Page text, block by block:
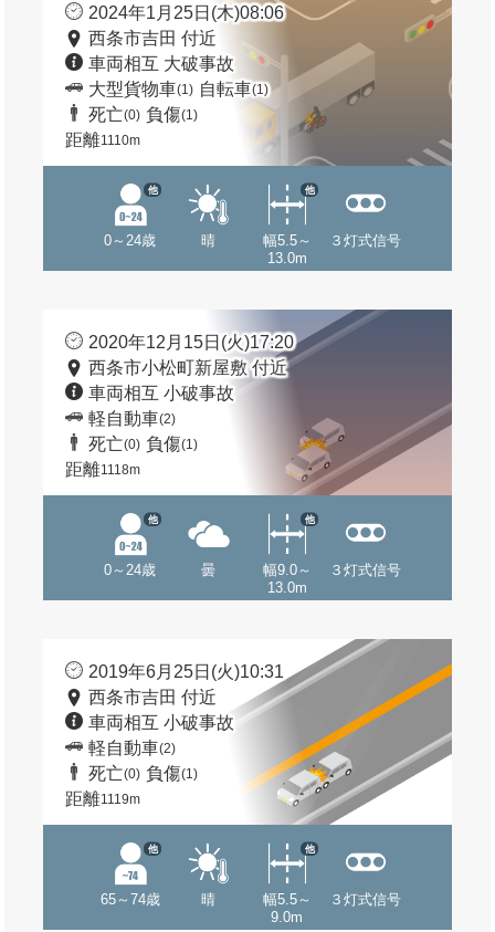
2024年1月25日(木)08:06
西条市吉田 付近
車両相互 大破事故
大型貨物車(1) 自転車(1)
死亡(0) 負傷(1)
距離1110m
0～24歳
他
晴
幅5.5～
13.0m
他
３灯式信号
2020年12月15日(火)17:20
西条市小松町新屋敷 付近
車両相互 小破事故
軽自動車(2)
死亡(0) 負傷(1)
距離1118m
0～24歳
他
曇
幅9.0～
13.0m
他
３灯式信号
2019年6月25日(火)10:31
西条市吉田 付近
車両相互 小破事故
軽自動車(2)
死亡(0) 負傷(1)
距離1119m
65～74歳
他
晴
幅5.5～
9.0m
他
３灯式信号